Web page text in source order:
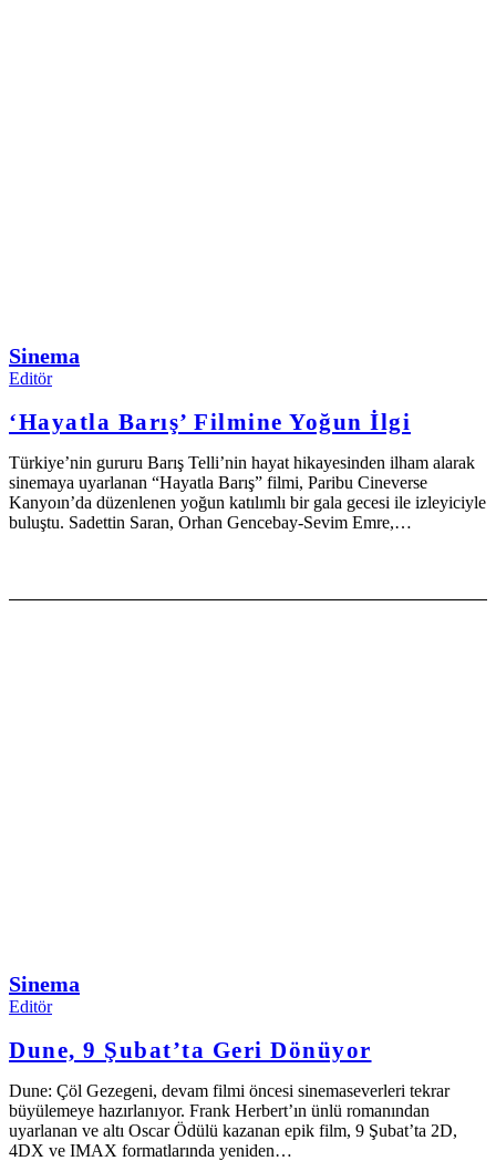
Sinema
Editör
‘Hayatla Barış’ Filmine Yoğun İlgi
Türkiye’nin gururu Barış Telli’nin hayat hikayesinden ilham alarak
sinemaya uyarlanan “Hayatla Barış” filmi, Paribu Cineverse
Kanyoın’da düzenlenen yoğun katılımlı bir gala gecesi ile izleyiciyle
buluştu. Sadettin Saran, Orhan Gencebay-Sevim Emre,…
Sinema
Editör
Dune, 9 Şubat’ta Geri Dönüyor
Dune: Çöl Gezegeni, devam filmi öncesi sinemaseverleri tekrar
büyülemeye hazırlanıyor. Frank Herbert’ın ünlü romanından
uyarlanan ve altı Oscar Ödülü kazanan epik film, 9 Şubat’ta 2D,
4DX ve IMAX formatlarında yeniden…